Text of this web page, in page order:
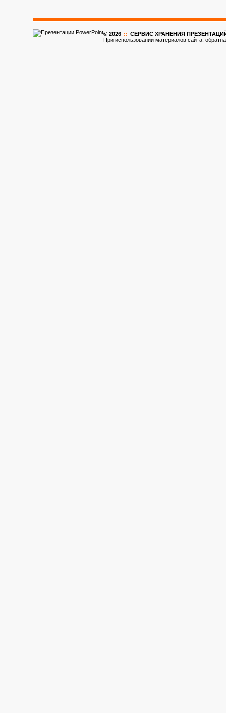
© 2026 :: CЕРВИС ХРАНЕНИЯ ПРЕЗЕНТАЦИЙ
При использовании материалов сайта,